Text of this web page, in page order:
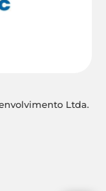
Ltda.